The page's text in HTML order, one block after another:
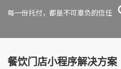
每一份托付，都是不可辜负的信任
餐饮门店小程序解决方案